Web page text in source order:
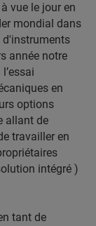
vue le jour en
mondial dans
d'instruments
année notre
en
options
allant de
travailler en
intégré )
tant de